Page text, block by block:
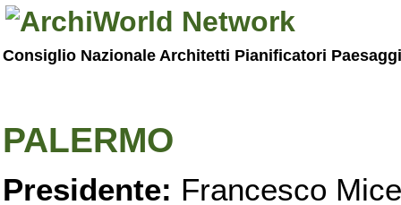
Consiglio Nazionale Architetti Pianificatori
PALERMO
Presidente: Francesco